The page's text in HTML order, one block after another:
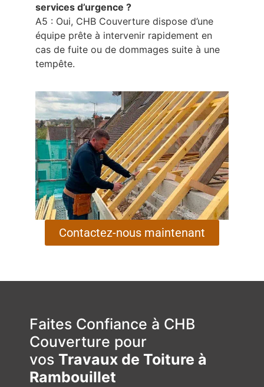
services d’urgence ?
A5 : Oui, CHB Couverture dispose d’une
équipe prête à intervenir rapidement en
cas de fuite ou de dommages suite à une
tempête.
Contactez-nous maintenant
Faites Confiance à CHB
Couverture pour
vos Travaux de Toiture à
Rambouillet